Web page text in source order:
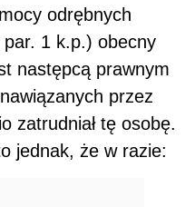
odrębnych
1 k.p.) obecny
następcą prawnym
przez
zatrudniał tę osobę.
jednak, że w razie: